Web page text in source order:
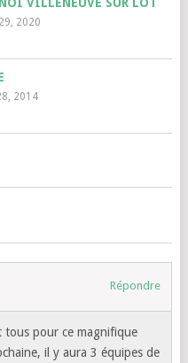
2020
2014
Répondre
tous pour ce magnifique
il y aura 3 équipes de